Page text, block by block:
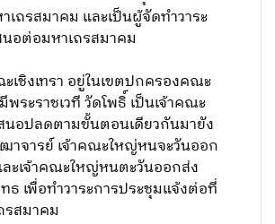
เถรสมาคม และเป็นผู้จัดทำวาระ
นอต่อมหาเถรสมาคม
เชิงเทรา อยู่ในเขตปกครองคณะ
ระราชเวที วัดโพธิ์ เป็นเจ้าคณะ
อปลดตามขั้นตอนเดียวกันมายัง
าจารย์ เจ้าคณะใหญ่หนจะวันออก
ะเจ้าคณะใหญ่หนตะวันออกส่ง
ธ เพื่อทำวาระการประชุมแจ้งต่อที่
รสมาคม